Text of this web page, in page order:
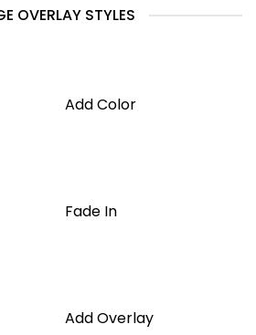
OVERLAY STYLES
Add Color
Fade In
Add Overlay